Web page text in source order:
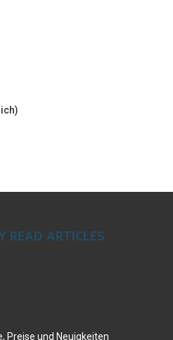
READ ARTICLES
Preise und Neuigkeiten